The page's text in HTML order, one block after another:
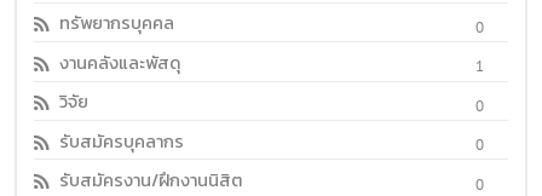
ทรัพยากรบุคคล 0
งานคลังและพัสดุ 1
วิจัย 0
รับสมัครบุคลากร 0
รับสมัครงาน/ฝึกงานนิสิต 0